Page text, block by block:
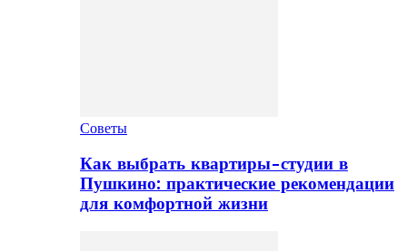
Советы
Как выбрать квартиры-студии в
Пушкино: практические рекомендации
для комфортной жизни